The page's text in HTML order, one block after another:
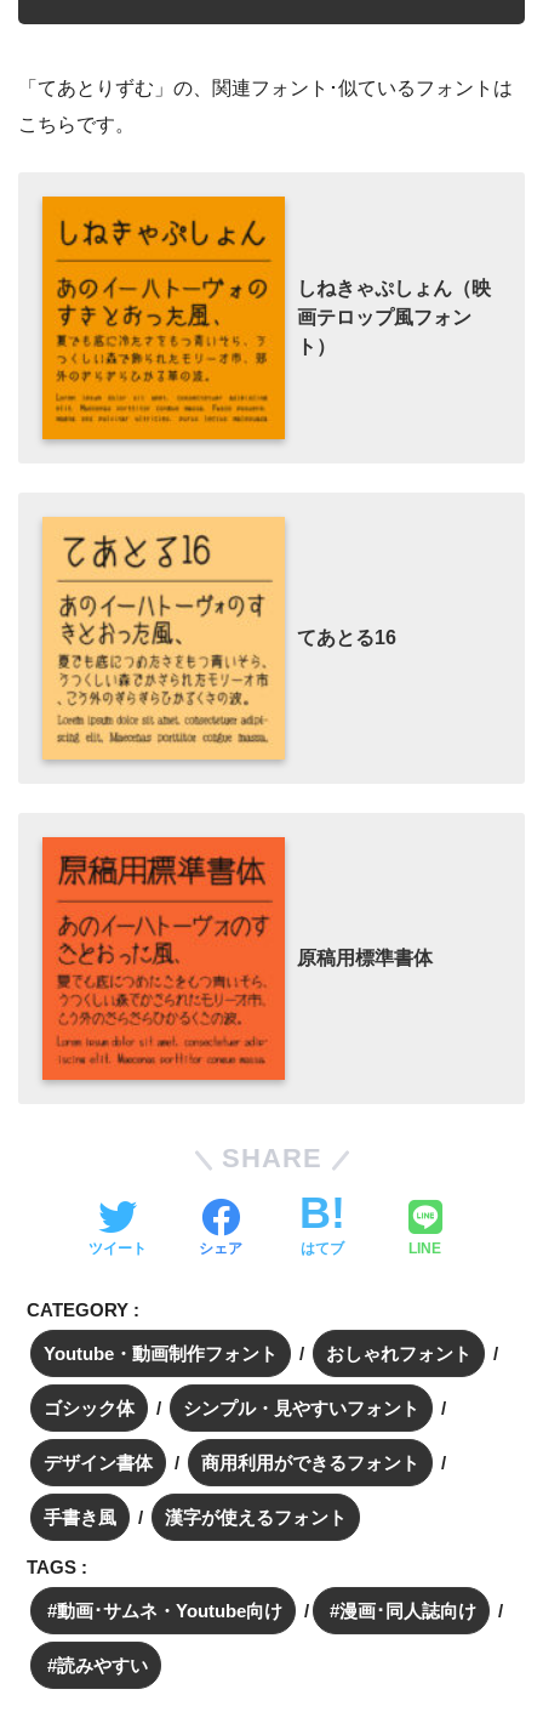
「てあとりずむ」の、関連フォント･似ているフォントは
こちらです。
しねきゃぷしょん（映
画テロップ風フォン
ト）
てあとる16
原稿用標準書体
SHARE
ツイート シェア はてブ LINE
CATEGORY :
Youtube・動画制作フォント おしゃれフォント
ゴシック体 シンプル・見やすいフォント
デザイン書体 商用利用ができるフォント
手書き風 漢字が使えるフォント
TAGS :
動画･サムネ・Youtube向け 漫画･同人誌向け
読みやすい